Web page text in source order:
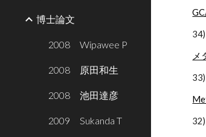
博士論文
2008 Wipawee P
2008 原田和生
2008 池田達彦
2009 Sukanda T
メ